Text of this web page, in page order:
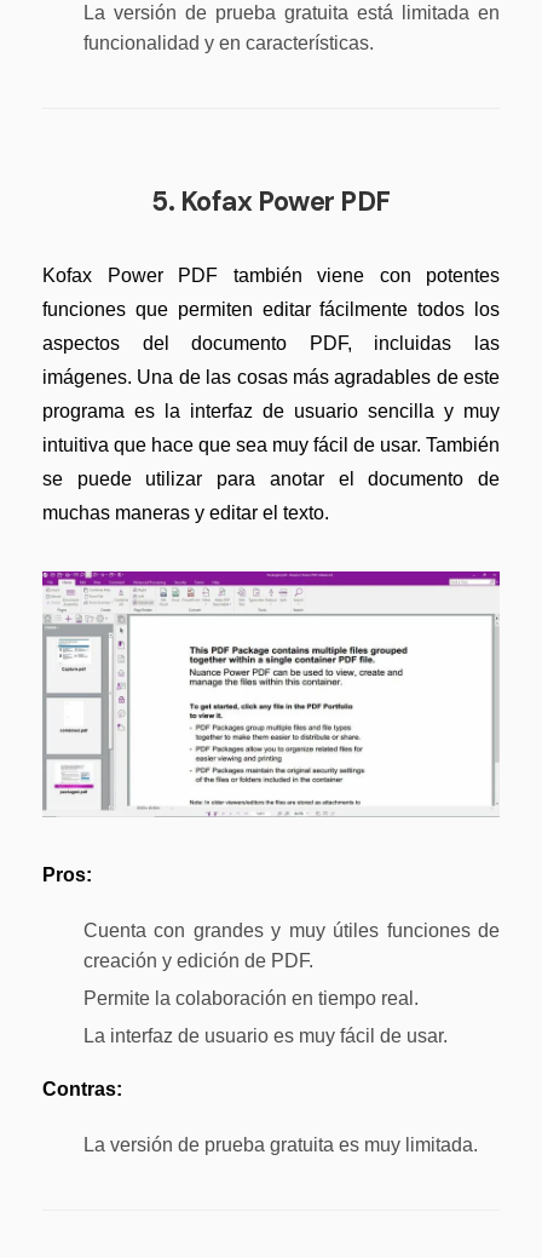
La versión de prueba gratuita está limitada en
funcionalidad y en características.
5. Kofax Power PDF
Kofax Power PDF también viene con potentes
funciones que permiten editar fácilmente todos los
aspectos del documento PDF, incluidas las
imágenes. Una de las cosas más agradables de este
programa es la interfaz de usuario sencilla y muy
intuitiva que hace que sea muy fácil de usar. También
se puede utilizar para anotar el documento de
muchas maneras y editar el texto.
Pros:
Cuenta con grandes y muy útiles funciones de
creación y edición de PDF.
Permite la colaboración en tiempo real.
La interfaz de usuario es muy fácil de usar.
Contras:
La versión de prueba gratuita es muy limitada.